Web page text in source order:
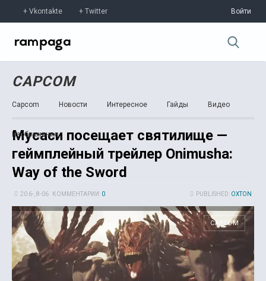
Vkontakte Twitter Войти
CAPCOM
Capcom Новости Интересное Гайды Видео
Изображения
Мусаси посещает святилище —
геймплейный трейлер Onimusha:
Way of the Sword
PUBLISHED: OXTON
20 6-, 8-06 КОММЕНТАРИИ: 0
CAPCOM